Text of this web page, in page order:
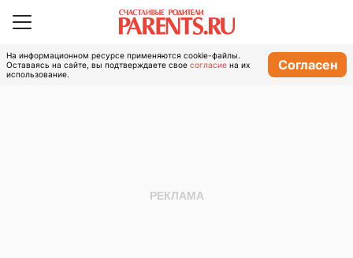
На информационном ресурсе применяются cookie-файлы.
Оставаясь на сайте, вы подтверждаете свое согласие на их
использование.
Согласен